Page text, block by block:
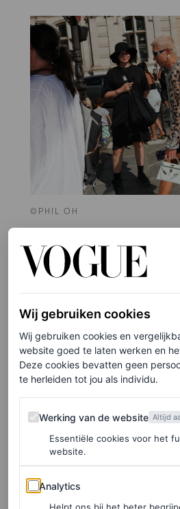
©PHIL OH
Wij gebruiken cookies
Wij gebruiken cookies en
website goed te laten werken en
Deze cookies bevatten geen
te herleiden tot jou als individu.
Werking van de website
Werking van de website Altijd
Essentiële cookies voor het
website.
Analytics
Analytics